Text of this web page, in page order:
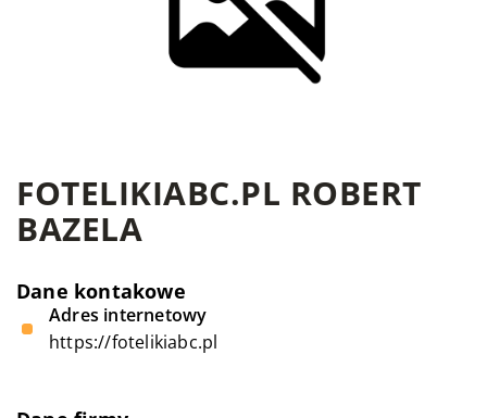
FOTELIKIABC.PL ROBERT
BAZELA
Dane kontakowe
Adres internetowy
https://fotelikiabc.pl